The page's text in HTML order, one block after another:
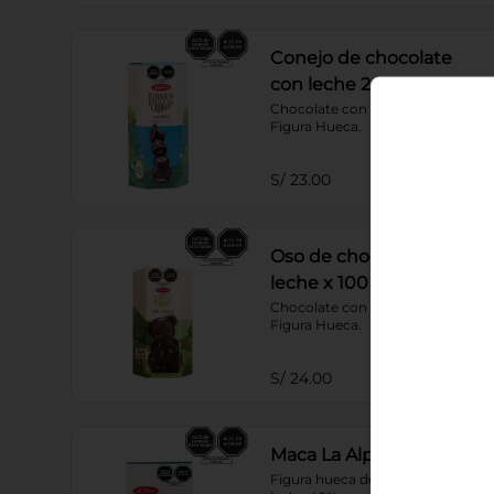
Conejo de chocolate
con leche 2n x 95 g
Chocolate con leche 40% cacao.
Figura Hueca.
S/ 23.00
Oso de chocolate con
leche x 100 g
Chocolate con leche 40% cacao.
Figura Hueca.
S/ 24.00
Maca La Alpaca
Figura hueca de chocolate con